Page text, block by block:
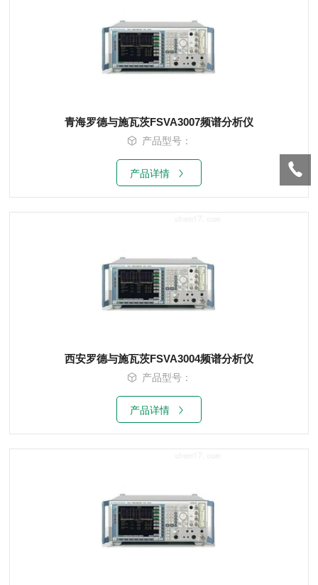
青海罗德与施瓦茨FSVA3007频谱分析仪
产品型号：
产品详情
西安罗德与施瓦茨FSVA3004频谱分析仪
产品型号：
产品详情